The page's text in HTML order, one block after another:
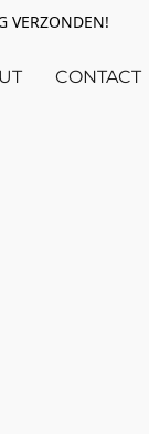
VERZONDEN!
CONTACT